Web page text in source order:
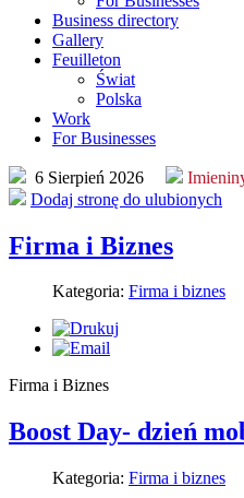
Business directory
Gallery
Feuilleton
Świat
Polska
Work
For Businesses
6 Sierpień 2026
Dodaj stronę do ulubionych
Firma i Biznes
Kategoria: Firma i biznes
Firma i Biznes
Boost Day- dzień
Kategoria: Firma i biznes